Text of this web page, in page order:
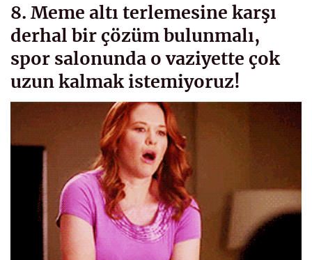
8. Meme altı terlemesine karşı
derhal bir çözüm bulunmalı,
spor salonunda o vaziyette çok
uzun kalmak istemiyoruz!